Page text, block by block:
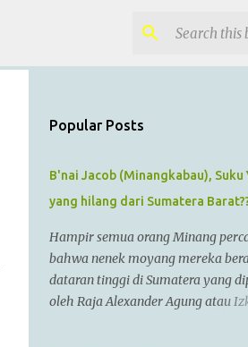
Popular Posts
B'nai Jacob (Minangkabau), Suku
yang hilang dari Sumatera
Hampir semua orang Minang
bahwa nenek moyang mereka
dataran tinggi di Sumatera yang
oleh Raja Alexander Agung atau